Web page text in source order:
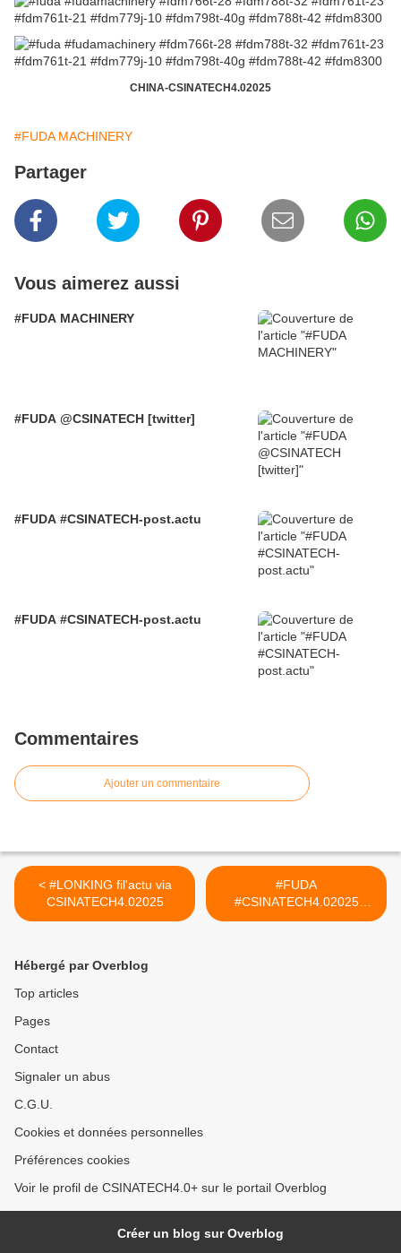
CHINA-CSINATECH4.02025
#FUDA MACHINERY
Partager
Vous aimerez aussi
#FUDA MACHINERY
#FUDA @CSINATECH [twitter]
#FUDA #CSINATECH-post.actu
#FUDA #CSINATECH-post.actu
Commentaires
Ajouter un commentaire
< #LONKING fil'actu via
CSINATECH4.02025
#FUDA
#CSINATECH4.02025
#CIRTtech-YouTube >
Hébergé par Overblog
Top articles
Pages
Contact
Signaler un abus
C.G.U.
Cookies et données personnelles
Préférences cookies
Voir le profil de CSINATECH4.0+ sur le portail Overblog
Créer un blog sur Overblog